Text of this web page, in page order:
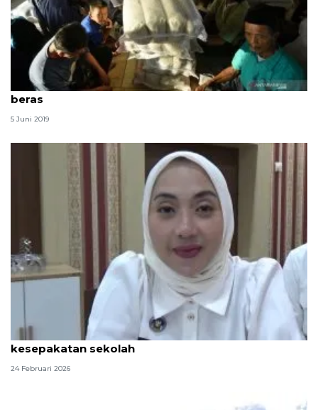
Masjid Agung Palembang kumpulkan zakat 4,2 ton
beras
5 Juni 2019
Pendistribusian MBG di Palembang saat Ramadhan
kesepakatan sekolah
24 Februari 2026